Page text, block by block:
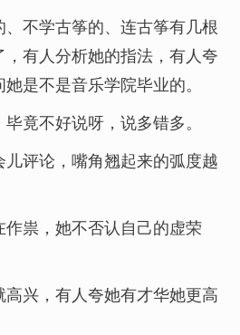
不学古筝的、连古筝有几根
有人分析她的指法，有人夸
是不是音乐学院毕业的。
竟不好说呀，说多错多。
评论，嘴角翘起来的弧度越
祟，她不否认自己的虚荣
兴，有人夸她有才华她更高